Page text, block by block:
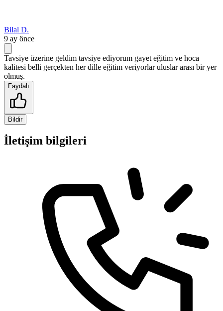
Bilal D.
9 ay önce
Tavsiye üzerine geldim tavsiye ediyorum gayet eğitim ve hoca
kalitesi belli gerçekten her dille eğitim veriyorlar uluslar arası bir yer
olmuş.
Faydalı
Bildir
İletişim bilgileri